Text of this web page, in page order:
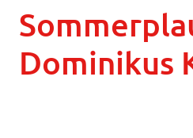
Dominikus